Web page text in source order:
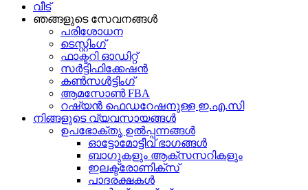
വീട്
ഞങ്ങളുടെ സേവനങ്ങൾ
പരിശോധന
ടെസ്റ്റിംഗ്
ഫാക്ടറി ഓഡിറ്റ്
സർട്ടിഫിക്കേഷൻ
കൺസൾട്ടിംഗ്
ആമസോൺ FBA
റഷ്യൻ ഫെഡറേഷനുള്ള ഇ.എ.സി
നിങ്ങളുടെ വ്യവസായങ്ങൾ
ഉപഭോക്തൃ ഉൽപ്പന്നങ്ങൾ
ഓട്ടോമോട്ടീവ് ഭാഗങ്ങൾ
ബാഗുകളും ആക്സസറികളും
ഇലക്ട്രോണിക്സ്
പാദരക്ഷകൾ